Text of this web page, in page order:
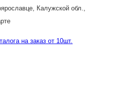
Калужской обл.,
на заказ от 10шт.